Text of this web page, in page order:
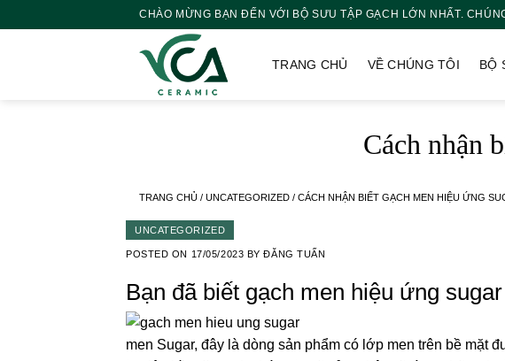
to
CHÀO MỪNG BẠN ĐẾN VỚI BỘ SƯU TẬP GẠCH LỚN NHẤT.
TRANG CHỦ VỀ CHÚNG TÔI BỘ
Cách nhận
TRANG CHỦ / UNCATEGORIZED / CÁCH NHẬN BIẾT GẠCH MEN HIỆU ỨNG
UNCATEGORIZED
POSTED ON 17/05/2023 BYĐĂNG TUẤN
Bạn đã biết gạch men hiệu ứng
men Sugar, đây là dòng sản phẩm có lớp men trên bề mặt